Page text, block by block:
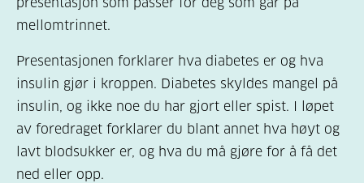
mellomtrinnet.
Presentasjonen forklarer hva diabetes er og hva
insulin gjør i kroppen. Diabetes skyldes mangel på
insulin, og ikke noe du har gjort eller spist. I løpet
av foredraget forklarer du blant annet hva høyt og
lavt blodsukker er, og hva du må gjøre for å få det
ned eller opp.